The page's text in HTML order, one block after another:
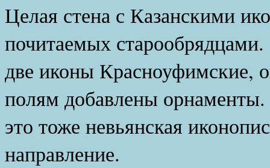
Целая стена с Казанскими
почитаемых
две иконы Красноуфимские,
полям добавлены
это тоже невьянская
направление.